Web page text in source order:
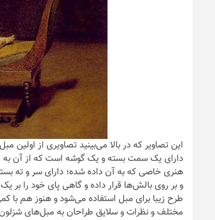
این تصاویر که در بالا می‌بینید تصاویری از
دارای یک سمت بسته و یک گوشه است که از آن به
هنری خاصی که به آن داده شده؛ دارای سر و ته
و بر روی بالش‌ها قرار داده و گاهی پای خود را
طرح زیبا برای مبل استفاده می‌شود و هنوز هم با
مختلف و نظرات و سلایق طراحان به مبل‌های